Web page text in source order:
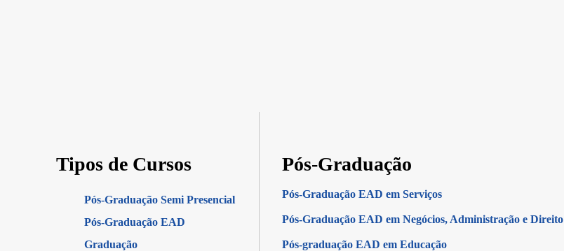
Tipos de Cursos
Pós-Graduação Semi Presencial
Pós-Graduação EAD
Graduação
Pós-Graduação
Pós-Graduação EAD em Serviços
Pós-Graduação EAD em Negócios, Administração e Direito
Pós-graduação EAD em Educação